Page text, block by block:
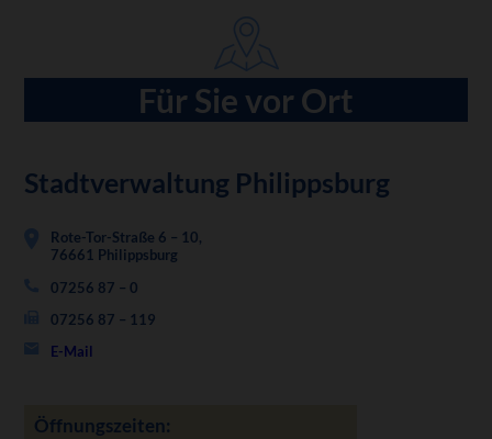
Für Sie vor Ort
Stadtverwaltung Philippsburg
Rote-Tor-Straße 6 – 10,
76661 Philippsburg
07256 87 – 0
07256 87 – 119
E-Mail
Öffnungszeiten: